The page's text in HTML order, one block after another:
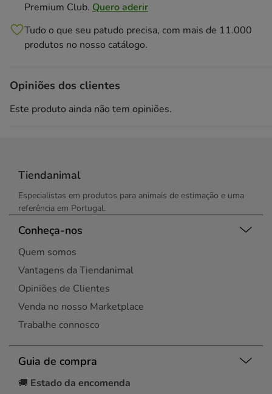
Premium Club. Quero aderir
Tudo o que seu patudo precisa, com mais de 11.000
produtos no nosso catálogo.
Opiniões dos clientes
Este produto ainda não tem opiniões.
Tiendanimal
Especialistas em produtos para animais de estimação e uma
referência em Portugal.
Conheça-nos
Quem somos
Vantagens da Tiendanimal
Opiniões de Clientes
Venda no nosso Marketplace
Trabalhe connosco
Guia de compra
🚚 Estado da encomenda